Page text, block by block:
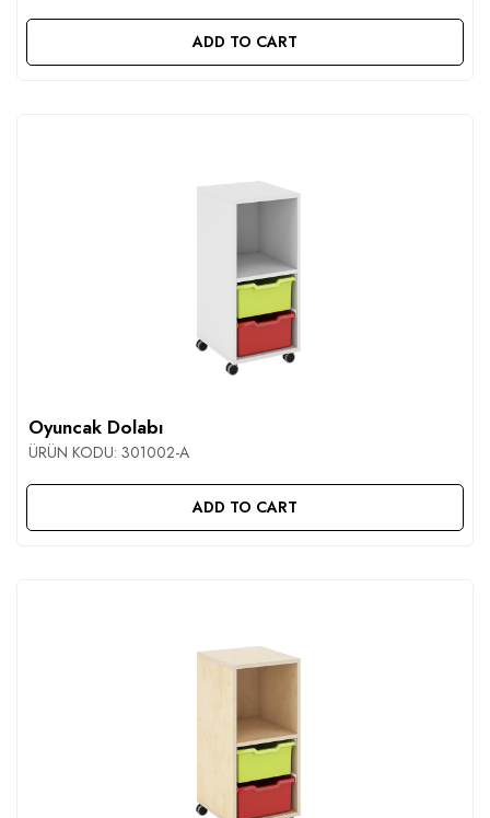
ADD TO CART
Oyuncak Dolabı
ÜRÜN KODU: 301002-A
ADD TO CART